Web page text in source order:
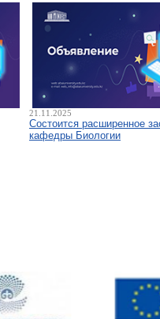
21.11.2025
Состоится расширенное
кафедры Биологии